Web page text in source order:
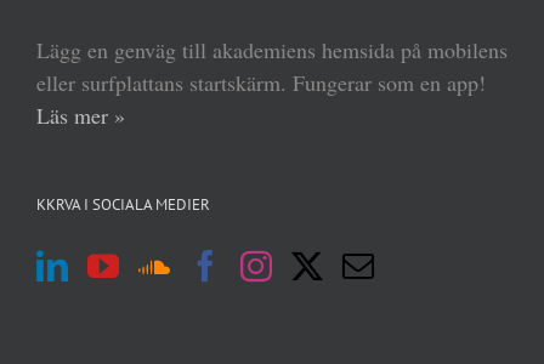
Lägg en genväg till akademiens hemsida på mobilens
eller surfplattans startskärm. Fungerar som en app!
Läs mer »
KKRVA I SOCIALA MEDIER